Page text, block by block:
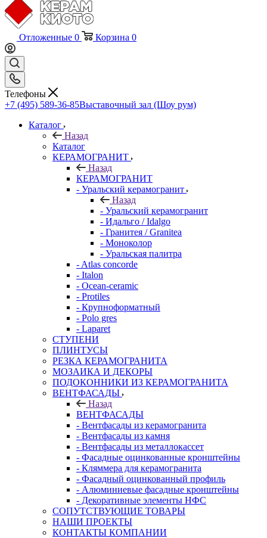
Отложенные 0 Корзина 0
Телефоны
+7 (495) 589-36-85Выставочный зал (Шоу рум)
Каталог
Назад
Каталог
КЕРАМОГРАНИТ
Назад
КЕРАМОГРАНИТ
- Уральский керамогранит
Назад
- Уральский керамогранит
- Идальго / Idalgo
- Гранитея / Granitea
- Моноколор
- Уральская палитра
- Atlas concorde
- Italon
- Ocean-ceramic
- Protiles
- Крупноформатный
- Polo gres
- Laparet
СТУПЕНИ
ПЛИНТУСЫ
РЕЗКА КЕРАМОГРАНИТА
МОЗАИКА И ДЕКОРЫ
ПОДОКОННИКИ ИЗ КЕРАМОГРАНИТА
ВЕНТФАСАДЫ
Назад
ВЕНТФАСАДЫ
- Вентфасады из керамогранита
- Вентфасады из камня
- Вентфасады из металлокассет
- Фасадные оцинкованные кронштейны
- Кляммера для керамогранита
- Фасадный оцинкованный профиль
- Алюминиевые фасадные кронштейны
- Декоративные элементы НФС
СОПУТСТВУЮЩИЕ ТОВАРЫ
НАШИ ПРОЕКТЫ
КОНТАКТЫ КОМПАНИИ